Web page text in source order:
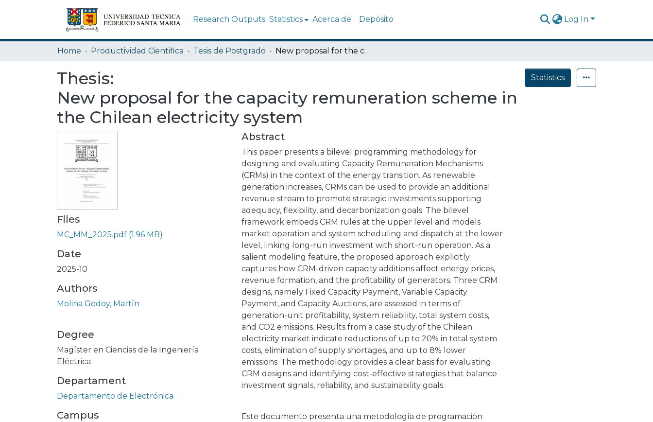
Research Outputs Statistics Acerca de Depósito Log In
Home Productividad Cientifica Tesis de Postgrado New proposal for the capacity remuneration scheme in the Chilean electricity system
Thesis:
New proposal for the capacity remuneration scheme in
the Chilean electricity system
Statistics
Files
MC_MM_2025.pdf (1.96 MB)
Date
2025-10
Authors
Molina Godoy, Martín
Degree
Magíster en Ciencias de la Ingeniería
Eléctrica
Departament
Departamento de Electrónica
Campus
Abstract
This paper presents a bilevel programming methodology for
designing and evaluating Capacity Remuneration Mechanisms
(CRMs) in the context of the energy transition. As renewable
generation increases, CRMs can be used to provide an additional
revenue stream to promote strategic investments supporting
adequacy, flexibility, and decarbonization goals. The bilevel
framework embeds CRM rules at the upper level and models
market operation and system scheduling and dispatch at the lower
level, linking long-run investment with short-run operation. As a
salient modeling feature, the proposed approach explicitly
captures how CRM-driven capacity additions affect energy prices,
revenue formation, and the profitability of generators. Three CRM
designs, namely Fixed Capacity Payment, Variable Capacity
Payment, and Capacity Auctions, are assessed in terms of
generation-unit profitability, system reliability, total system costs,
and CO2 emissions. Results from a case study of the Chilean
electricity market indicate reductions of up to 20% in total system
costs, elimination of supply shortages, and up to 8% lower
emissions. The methodology provides a clear basis for evaluating
CRM designs and identifying cost-effective strategies that balance
investment signals, reliability, and sustainability goals.
Este documento presenta una metodología de programación